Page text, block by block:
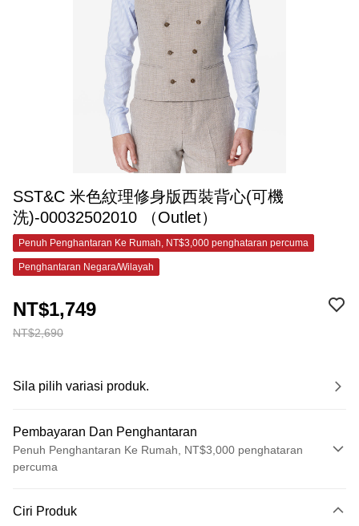
SST&C 米色紋理修身版西裝背心(可機
洗)-00032502010 （Outlet）
Penuh Penghantaran Ke Rumah, NT$3,000 penghataran percuma
Penghantaran Negara/Wilayah
NT$2,690
NT$1,749
Sila pilih variasi produk.
Pembayaran Dan Penghantaran
Penuh Penghantaran Ke Rumah, NT$3,000 penghataran
percuma
Kad Kredit (Bayaran Penuh)
Ciri Produk